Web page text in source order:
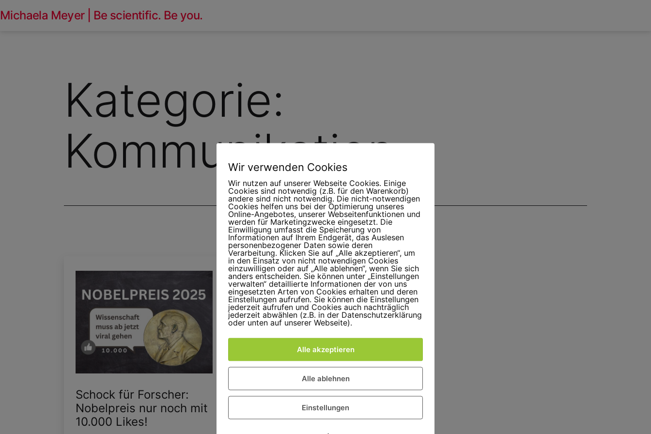
Zum
Michaela Meyer | Be scientific. Be you.
Kategorie:
Kommunikation
Schock für Forscher:
Nobelpreis nur noch mit
10.000 Likes!
Wir verwenden Cookies
Wir nutzen auf unserer Webseite Cookies. Einige
Cookies sind notwendig (z.B. für den Warenkorb)
andere sind nicht notwendig. Die nicht-notwendigen
Cookies helfen uns bei der Optimierung unseres
Online-Angebotes, unserer Webseitenfunktionen und
werden für Marketingzwecke eingesetzt. Die
Einwilligung umfasst die Speicherung von
Informationen auf Ihrem Endgerät, das Auslesen
personenbezogener Daten sowie deren
Verarbeitung. Klicken Sie auf „Alle akzeptieren“, um
in den Einsatz von nicht notwendigen Cookies
einzuwilligen oder auf „Alle ablehnen“, wenn Sie sich
anders entscheiden. Sie können unter „Einstellungen
verwalten“ detaillierte Informationen der von uns
eingesetzten Arten von Cookies erhalten und deren
Einstellungen aufrufen. Sie können die Einstellungen
jederzeit aufrufen und Cookies auch nachträglich
jederzeit abwählen (z.B. in der Datenschutzerklärung
oder unten auf unserer Webseite).
Alle akzeptieren
Alle ablehnen
Einstellungen